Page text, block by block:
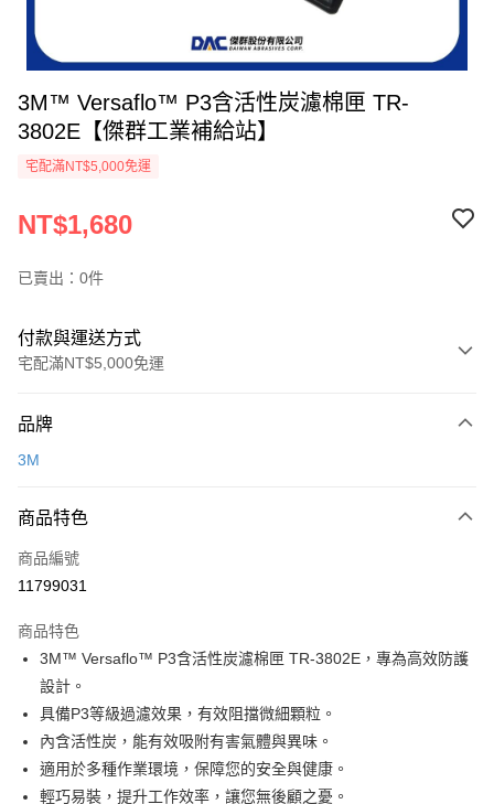
3M™ Versaflo™ P3含活性炭濾棉匣 TR-
3802E【傑群工業補給站】
宅配滿NT$5,000免運
NT$1,680
已賣出：0件
付款與運送方式
宅配滿NT$5,000免運
信用卡一次付款
LINE Pay
Apple Pay
悠遊付
全盈+PAY
運送方式
全家取貨付款
品牌
3M
商品特色
商品編號
11799031
商品特色
3M™ Versaflo™ P3含活性炭濾棉匣 TR-3802E，專為高效防護
設計。
具備P3等級過濾效果，有效阻擋微細顆粒。
內含活性炭，能有效吸附有害氣體與異味。
適用於多種作業環境，保障您的安全與健康。
輕巧易裝，提升工作效率，讓您無後顧之憂。